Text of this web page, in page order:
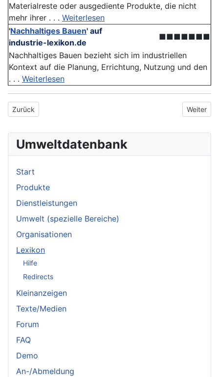
Materialreste oder ausgediente Produkte, die nicht
mehr ihrer . . . Weiterlesen
'Nachhaltiges Bauen' auf
industrie-lexikon.de
■■■■■■■
Nachhaltiges Bauen bezieht sich im industriellen
Kontext auf die Planung, Errichtung, Nutzung und den
. . . Weiterlesen
Vorheriger Beitrag: Smartes Haushaltsgerät
Zurück Nächster
Weiter
Umweltdatenbank
Start
Produkte
Dienstleistungen
Umwelt (spezielle Bereiche)
Organisationen
Lexikon
Hilfe
Redirects
Kleinanzeigen
Texte/Medien
Forum
FAQ
Demo
An-/Abmeldung